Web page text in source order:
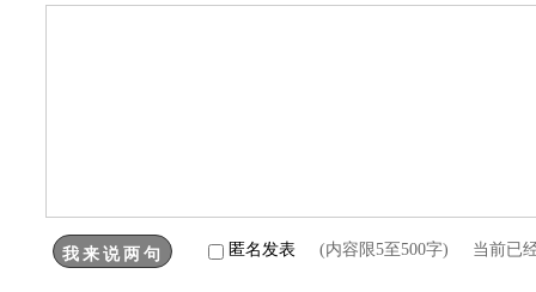
匿名发表 (内容限5至500字) 当前已